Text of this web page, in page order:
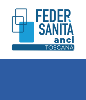
contenuto
contenuto